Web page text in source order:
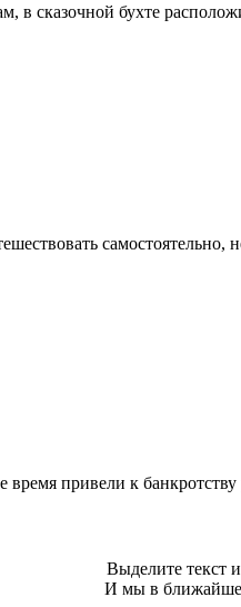
в сказочной бухте
самостоятельно,
привели к
Выделите текст
И мы в